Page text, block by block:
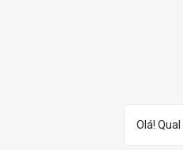
Olá!